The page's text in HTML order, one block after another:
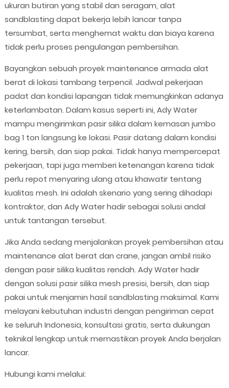
ukuran butiran yang stabil dan seragam, alat
sandblasting dapat bekerja lebih lancar tanpa
tersumbat, serta menghemat waktu dan biaya karena
tidak perlu proses pengulangan pembersihan.
Bayangkan sebuah proyek maintenance armada alat
berat di lokasi tambang terpencil. Jadwal pekerjaan
padat dan kondisi lapangan tidak memungkinkan adanya
keterlambatan. Dalam kasus seperti ini, Ady Water
mampu mengirimkan pasir silika dalam kemasan jumbo
bag 1 ton langsung ke lokasi. Pasir datang dalam kondisi
kering, bersih, dan siap pakai. Tidak hanya mempercepat
pekerjaan, tapi juga memberi ketenangan karena tidak
perlu repot menyaring ulang atau khawatir tentang
kualitas mesh. Ini adalah skenario yang sering dihadapi
kontraktor, dan Ady Water hadir sebagai solusi andal
untuk tantangan tersebut.
Jika Anda sedang menjalankan proyek pembersihan atau
maintenance alat berat dan crane, jangan ambil risiko
dengan pasir silika kualitas rendah. Ady Water hadir
dengan solusi pasir silika mesh presisi, bersih, dan siap
pakai untuk menjamin hasil sandblasting maksimal. Kami
melayani kebutuhan industri dengan pengiriman cepat
ke seluruh Indonesia, konsultasi gratis, serta dukungan
teknikal lengkap untuk memastikan proyek Anda berjalan
lancar.
Hubungi kami melalui: